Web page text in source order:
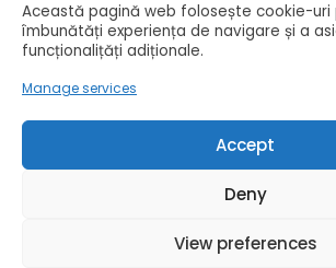
Această pagină web folosește cookie-uri
îmbunătăți experiența de navigare și a
funcționalițăți adiționale.
Manage services
Accept
Deny
View preferences
Cookie Policy (EU)
Ce este un cookie si cum se
Copyright © 2024 by E-CAMION.RO MEDIA Toate